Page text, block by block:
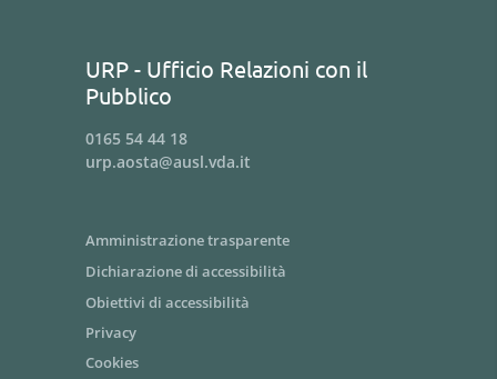
URP - Ufficio Relazioni con il
Pubblico
0165 54 44 18
urp.aosta@ausl.vda.it
Amministrazione trasparente
Dichiarazione di accessibilità
Obiettivi di accessibilità
Privacy
Cookies